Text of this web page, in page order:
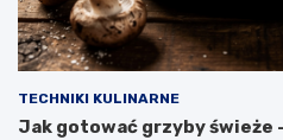
TECHNIKI KULINARNE
Jak gotować grzyby świeże